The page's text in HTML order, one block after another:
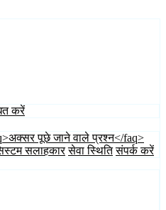
करें
पूछे जाने वाले प्रश्न</faq>
सलाहकार सेवा स्थिति संपर्क करें